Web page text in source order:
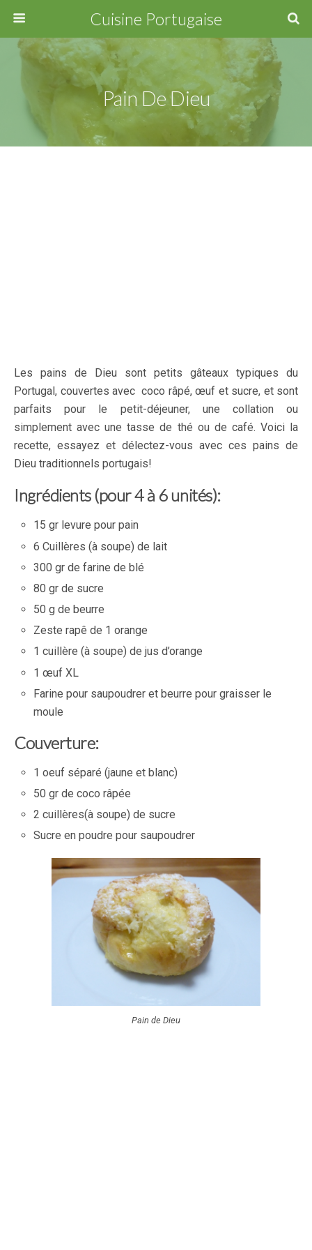
Cuisine Portugaise
Pain De Dieu
Les pains de Dieu sont petits gâteaux typiques du
Portugal, couvertes avec coco râpé, œuf et sucre, et sont
parfaits pour le petit-déjeuner, une collation ou
simplement avec une tasse de thé ou de café. Voici la
recette, essayez et délectez-vous avec ces pains de
Dieu traditionnels portugais!
Ingrédients (pour 4 à 6 unités):
15 gr levure pour pain
6 Cuillères (à soupe) de lait
300 gr de farine de blé
80 gr de sucre
50 g de beurre
Zeste rapê de 1 orange
1 cuillère (à soupe) de jus d’orange
1 œuf XL
Farine pour saupoudrer et beurre pour graisser le
moule
Couverture:
1 oeuf séparé (jaune et blanc)
50 gr de coco râpée
2 cuillères(à soupe) de sucre
Sucre en poudre pour saupoudrer
Pain de Dieu